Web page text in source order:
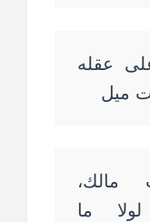
عقله
ميل
مالك،
ما